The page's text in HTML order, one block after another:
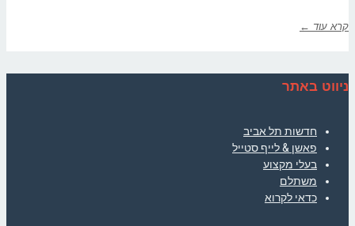
קרא עוד ←
ניווט באתר
חדשות תל אביב
פאשן & לייף סטייל
בעלי מקצוע
משתלם
כדאי לקרוא